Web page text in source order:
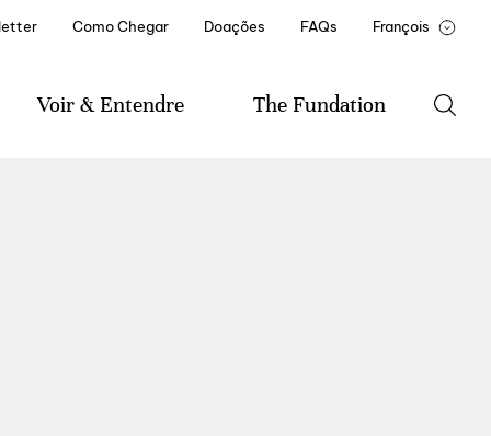
Como Chegar Doações FAQs François
Voir & Entendre The Fundation